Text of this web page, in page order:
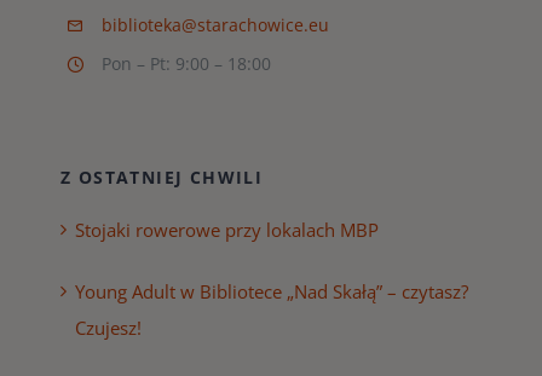
biblioteka@starachowice.eu
Pon – Pt: 9:00 – 18:00
Z OSTATNIEJ CHWILI
Stojaki rowerowe przy lokalach MBP
Young Adult w Bibliotece „Nad Skałą” – czytasz?
Czujesz!